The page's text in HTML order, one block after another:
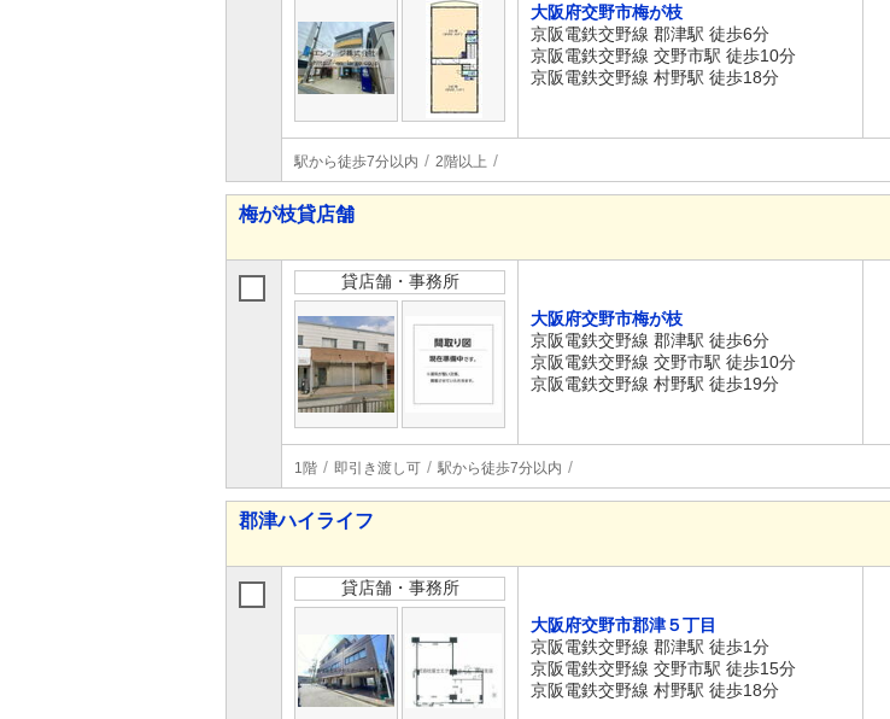
大阪府交野市梅が枝
京阪電鉄交野線 郡津駅 徒歩6分
京阪電鉄交野線 交野市駅 徒歩10分
京阪電鉄交野線 村野駅 徒歩18分
駅から徒歩7分以内 2階以上
梅が枝貸店舗
貸店舗・事務所
大阪府交野市梅が枝
京阪電鉄交野線 郡津駅 徒歩6分
京阪電鉄交野線 交野市駅 徒歩10分
京阪電鉄交野線 村野駅 徒歩19分
1階 即引き渡し可 駅から徒歩7分以内
郡津ハイライフ
貸店舗・事務所
大阪府交野市郡津５丁目
京阪電鉄交野線 郡津駅 徒歩1分
京阪電鉄交野線 交野市駅 徒歩15分
京阪電鉄交野線 村野駅 徒歩18分